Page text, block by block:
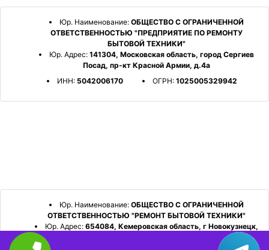
Юр. Наименование: ОБЩЕСТВО С ОГРАНИЧЕННОЙ
ОТВЕТСТВЕННОСТЬЮ "ПРЕДПРИЯТИЕ ПО РЕМОНТУ
БЫТОВОЙ ТЕХНИКИ"
Юр. Адрес: 141304, Московская область, город Сергиев
Посад, пр-кт Красной Армии, д.4а
ИНН:5042006170 ОГРН:1025005329942
Юр. Наименование: ОБЩЕСТВО С ОГРАНИЧЕННОЙ
ОТВЕТСТВЕННОСТЬЮ "РЕМОНТ БЫТОВОЙ ТЕХНИКИ"
Юр. Адрес: 654084, Кемеровская область, г Новокузнецк,
р-н Орджоникидзевский, пр-кт Шахтеров, д. 31, кв. 2